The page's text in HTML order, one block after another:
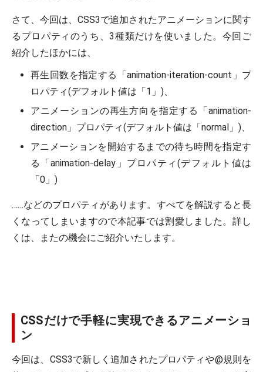
さて、今回は、CSS3で追加されたアニメーションに関す
るプロパティのうち、3種類だけを使いました。今回ご
紹介したほかには、
再生回数を指定する「animation-iteration-count」プ
ロパティ(デフォルト値は「1」)、
アニメーションの再生方向を指定する「animation-
direction」プロパティ(デフォルト値は「normal」)、
アニメーションを開始するまでの待ち時間を指定す
る「animation-delay」プロパティ(デフォルト値は
「0」)
……などのプロパティがあります。すべてを解説すると長
くなってしまいますので本記事では割愛しました。詳し
くは、またの機会にご紹介いたします。
CSSだけで手軽に実現できるアニメーショ
ン
今回は、CSS3で新しく追加されたプロパティや@規則を